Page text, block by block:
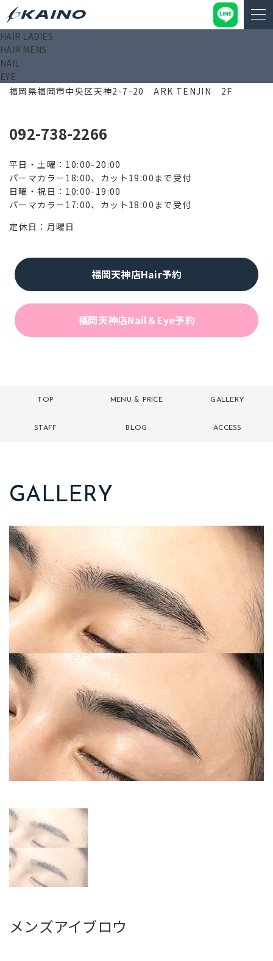
HAIR LADIES
HAIR MENS
NAIL
EYE810-0001
福岡県福岡市中央区天神2-7-20 ARK TENJIN 2F
092-738-2266
平日・土曜：10:00-20:00
パーマカラー18:00、カット19:00まで受付
日曜・祝日：10:00-19:00
パーマカラー17:00、カット18:00まで受付
定休日：月曜日
福岡天神店Hair予約
福岡天神店Nail＆Eye予約
TOP
トップ
MENU & PRICE
メニュー
GALLERY
ギャラリー
STAFF BLOG ACCESS
GALLERY
メンズアイブロウ